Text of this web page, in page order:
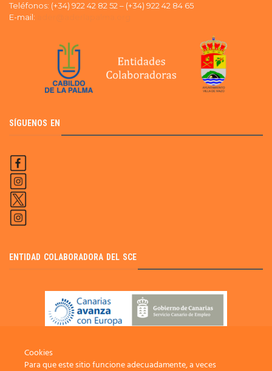
Teléfonos: (+34) 922 42 82 52 – (+34) 922 42 84 65
E-mail:
SÍGUENOS EN
ENTIDAD COLABORADORA DEL SCE
Cookies
Para que este sitio funcione adecuadamente, a veces